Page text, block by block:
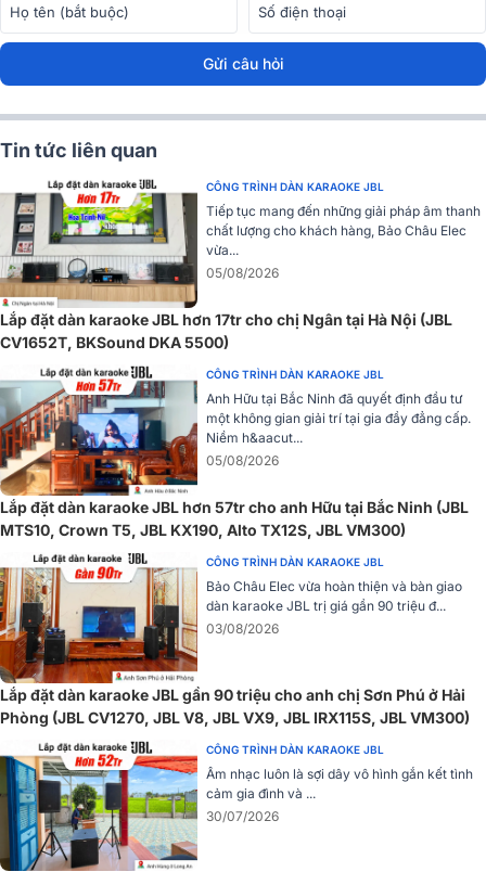
Đặc điểm chi tiết các thiết bị có trong bộ dàn
Loa karaoke JBL XS12
Loa karaoke JBL XS12 được thiết kế để mang lại trải nghiệm hát
karaoke và nghe nhạc tuyệt vời trong không gian có diện tích từ
30-40m2. Cấu trúc âm thanh gồm 2 loa, bao gồm 1 loa bass 30cm
và 1 loa treble màng polymer JBL 2414H-C 2.5cm tạo ra âm trầm
nội lực cùng âm cao thanh thoát.
Gửi câu hỏi
Tin tức liên quan
CÔNG TRÌNH DÀN KARAOKE JBL
Tiếp tục mang đến những giải pháp âm thanh
chất lượng cho khách hàng, Bảo Châu Elec
vừa...
05/08/2026
Lắp đặt dàn karaoke JBL hơn 17tr cho chị Ngân tại Hà Nội (JBL
CV1652T, BKSound DKA 5500)
CÔNG TRÌNH DÀN KARAOKE JBL
Anh Hữu tại Bắc Ninh đã quyết định đầu tư
một không gian giải trí tại gia đầy đẳng cấp.
Niềm h&aacut...
05/08/2026
Lắp đặt dàn karaoke JBL hơn 57tr cho anh Hữu tại Bắc Ninh (JBL
MTS10, Crown T5, JBL KX190, Alto TX12S, JBL VM300)
CÔNG TRÌNH DÀN KARAOKE JBL
Bảo Châu Elec vừa hoàn thiện và bàn giao
dàn karaoke JBL trị giá gần 90 triệu đ...
03/08/2026
Lắp đặt dàn karaoke JBL gần 90 triệu cho anh chị Sơn Phú ở Hải
Phòng (JBL CV1270, JBL V8, JBL VX9, JBL IRX115S, JBL VM300)
CÔNG TRÌNH DÀN KARAOKE JBL
Âm nhạc luôn là sợi dây vô hình gắn kết tình
cảm gia đình và ...
30/07/2026